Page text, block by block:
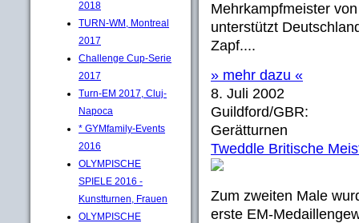
2018
TURN-WM, Montreal
2017
Challenge Cup-Serie
2017
Turn-EM 2017, Cluj-
Napoca
* GYMfamily-Events
2016
OLYMPISCHE
SPIELE 2016 -
Kunstturnen, Frauen
OLYMPISCHE
Mehrkampfmeister
unterstützt
Zapf....
» mehr dazu «
8. Juli 2002
Guildford/GBR:
Gerätturnen
Tweddle Britische
Zum zweiten Male
erste EM-